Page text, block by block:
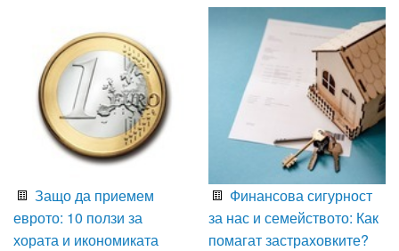
Защо да приемем
еврото: 10 ползи за
хората и икономиката
Финансова сигурност
за нас и семейството: Как
помагат застраховките?